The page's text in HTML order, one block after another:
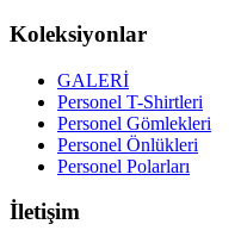
Koleksiyonlar
GALERİ
Personel T-Shirtleri
Personel Gömlekleri
Personel Önlükleri
Personel Polarları
İletişim